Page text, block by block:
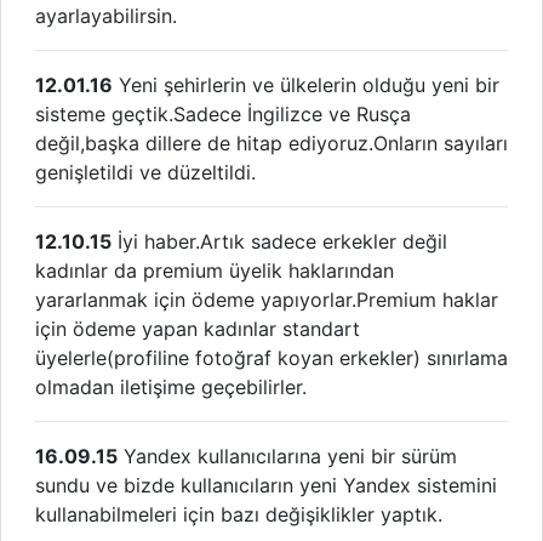
ayarlayabilirsin.
12.01.16 Yeni şehirlerin ve ülkelerin olduğu yeni bir
sisteme geçtik.Sadece İngilizce ve Rusça
değil,başka dillere de hitap ediyoruz.Onların sayıları
genişletildi ve düzeltildi.
12.10.15 İyi haber.Artık sadece erkekler değil
kadınlar da premium üyelik haklarından
yararlanmak için ödeme yapıyorlar.Premium haklar
için ödeme yapan kadınlar standart
üyelerle(profiline fotoğraf koyan erkekler) sınırlama
olmadan iletişime geçebilirler.
16.09.15 Yandex kullanıcılarına yeni bir sürüm
sundu ve bizde kullanıcıların yeni Yandex sistemini
kullanabilmeleri için bazı değişiklikler yaptık.